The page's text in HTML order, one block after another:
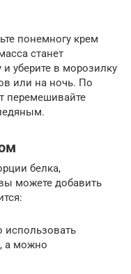
понемногу крем
станет
уберите в морозилку
или на ночь. По
перемешивайте
белка,
можете добавить
а можно